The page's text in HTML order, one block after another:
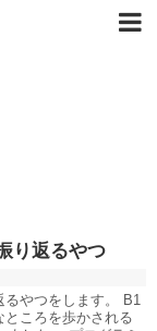
り返るやつ
るやつをします。 B1
ころを歩かされる